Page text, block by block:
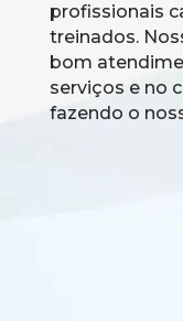
profissionais
treinados.
bom
serviços e no
fazendo o